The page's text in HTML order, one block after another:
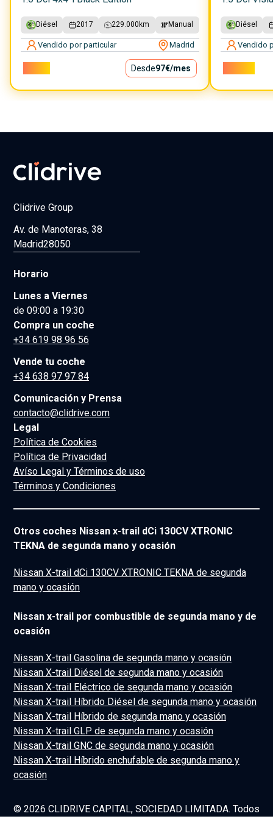
Diésel 2017 229.000 km Manual
Vendido por particular Madrid
Desde97€/mes
Diésel
Vendido
Clidrive Group
Av. de Manoteras, 38
Madrid28050
Horario
Lunes a Viernes
de 09:00 a 19:30
Compra un coche
+34 619 98 96 56
Vende tu coche
+34 638 97 97 84
Comunicación y Prensa
contacto@clidrive.com
Legal
Política de Cookies
Política de Privacidad
Avíso Legal y Términos de uso
Términos y Condiciones
Otros coches Nissan x-trail dCi 130CV XTRONIC
TEKNA de segunda mano y ocasión
Nissan X-trail dCi 130CV XTRONIC TEKNA de segunda
mano y ocasión
Nissan x-trail por combustible de segunda mano y de
ocasión
Nissan X-trail Gasolina de segunda mano y ocasión
Nissan X-trail Diésel de segunda mano y ocasión
Nissan X-trail Eléctrico de segunda mano y ocasión
Nissan X-trail Híbrido Diésel de segunda mano y ocasión
Nissan X-trail Híbrido de segunda mano y ocasión
Nissan X-trail GLP de segunda mano y ocasión
Nissan X-trail GNC de segunda mano y ocasión
Nissan X-trail Híbrido enchufable de segunda mano y
ocasión
© 2026 CLIDRIVE CAPITAL, SOCIEDAD LIMITADA. Todos